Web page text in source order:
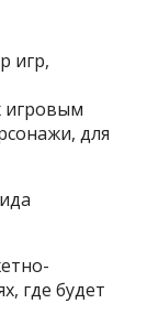
игр,
игровым
для
где будет